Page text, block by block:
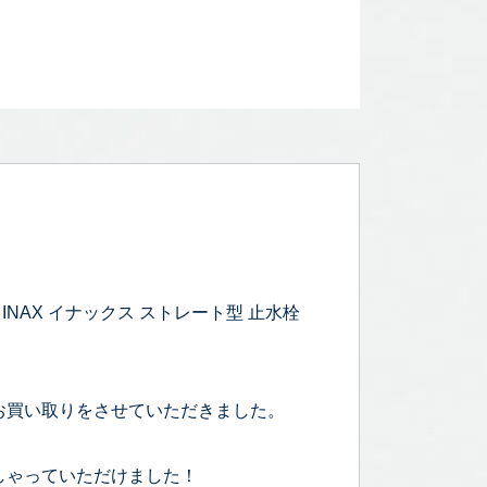
イナックス ストレート型 止水栓
い取りをさせていただきました。
っていただけました！